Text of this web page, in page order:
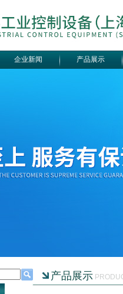
企业新闻 产品展示
产品展示